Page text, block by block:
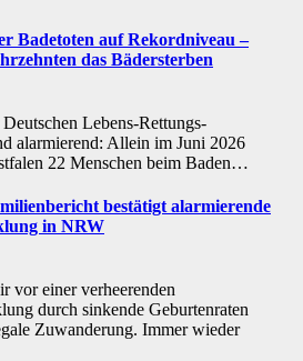
Badetoten auf Rekordniveau –
das Bädersterben
Lebens-Rettungs-
alarmierend: Allein im Juni 2026
22 Menschen beim Baden…
bestätigt alarmierende
in NRW
vor einer verheerenden
durch sinkende Geburtenraten
Zuwanderung. Immer wieder